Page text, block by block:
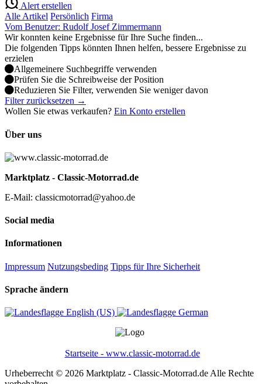
Alert erstellen
Alle Artikel Persönlich Firma
Vom Benutzer: Rudolf Josef Zimmermann
Wir konnten keine Ergebnisse für Ihre Suche finden...
Die folgenden Tipps könnten Ihnen helfen, bessere Ergebnisse zu
erzielen
Allgemeinere Suchbegriffe verwenden
Prüfen Sie die Schreibweise der Position
Reduzieren Sie Filter, verwenden Sie weniger davon
Filter zurücksetzen →
Wollen Sie etwas verkaufen? Ein Konto erstellen
Über uns
Marktplatz - Classic-Motorrad.de
E-Mail: classicmotorrad@yahoo.de
Social media
Informationen
Impressum Nutzungsbeding Tipps für Ihre Sicherheit
Sprache ändern
English (US)‎ German‎
Startseite - www.classic-motorrad.de
Urheberrecht © 2026 Marktplatz - Classic-Motorrad.de Alle Rechte